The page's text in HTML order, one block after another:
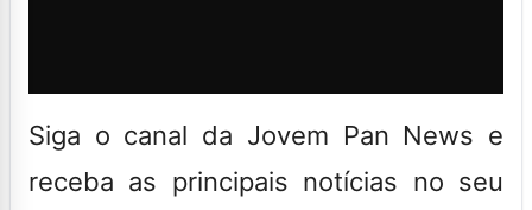
Siga o canal da Jovem Pan News e
receba as principais notícias no seu